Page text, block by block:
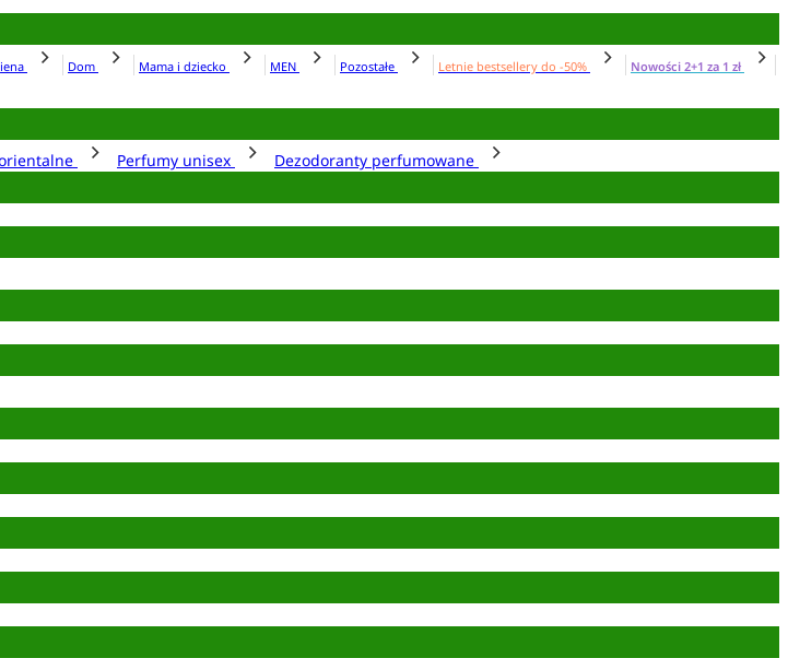
Dom Mama i dziecko MEN Pozostałe Letnie bestsellery do -50%
Nowości 2+1 za 1 zł
Perfumy unisex
Dezodoranty perfumowane